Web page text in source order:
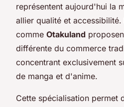
représentent aujourd'hui la
allier qualité et accessibilité.
comme Otakuland
différente du commerce
concentrant exclusivement
de manga et d'anime.
Cette spécialisation permet